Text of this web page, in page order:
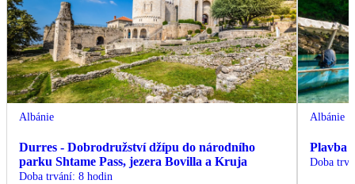
Albánie
Durres - Dobrodružství džípu do národního
parku Shtame Pass, jezera Bovilla a Kruja
Doba trvání: 8 hodin
Albánie
Plavba
Doba